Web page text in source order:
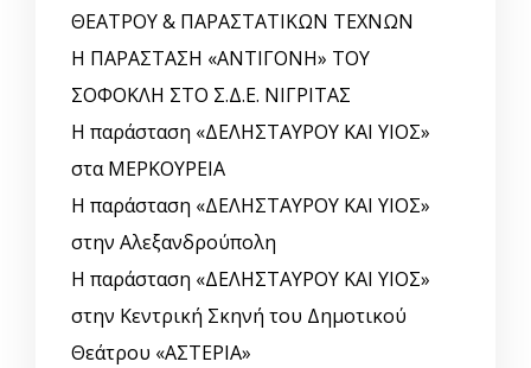
ΘΕΑΤΡΟΥ & ΠΑΡΑΣΤΑΤΙΚΩΝ ΤΕΧΝΩΝ
Η ΠΑΡΑΣΤΑΣΗ «ΑΝΤΙΓΟΝΗ» ΤΟΥ
ΣΟΦΟΚΛΗ ΣΤΟ Σ.Δ.Ε. ΝΙΓΡΙΤΑΣ
Η παράσταση «ΔΕΛΗΣΤΑΥΡΟΥ ΚΑΙ ΥΙΟΣ»
στα ΜΕΡΚΟΥΡΕΙΑ
Η παράσταση «ΔΕΛΗΣΤΑΥΡΟΥ ΚΑΙ ΥΙΟΣ»
στην Αλεξανδρούπολη
Η παράσταση «ΔΕΛΗΣΤΑΥΡΟΥ ΚΑΙ ΥΙΟΣ»
στην Κεντρική Σκηνή του Δημοτικού
Θεάτρου «ΑΣΤΕΡΙΑ»